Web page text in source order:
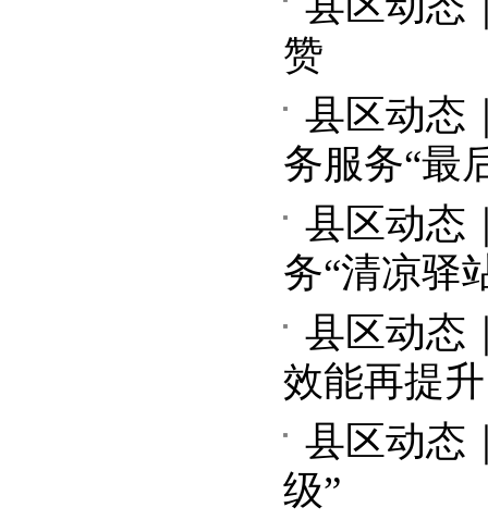
赞
县区动态
务服务“最
县区动态
务“清凉驿
县区动态
效能再提升
县区动态
级”